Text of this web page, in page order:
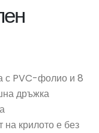
с PVC-фолио и 8
дръжка
крилото е без